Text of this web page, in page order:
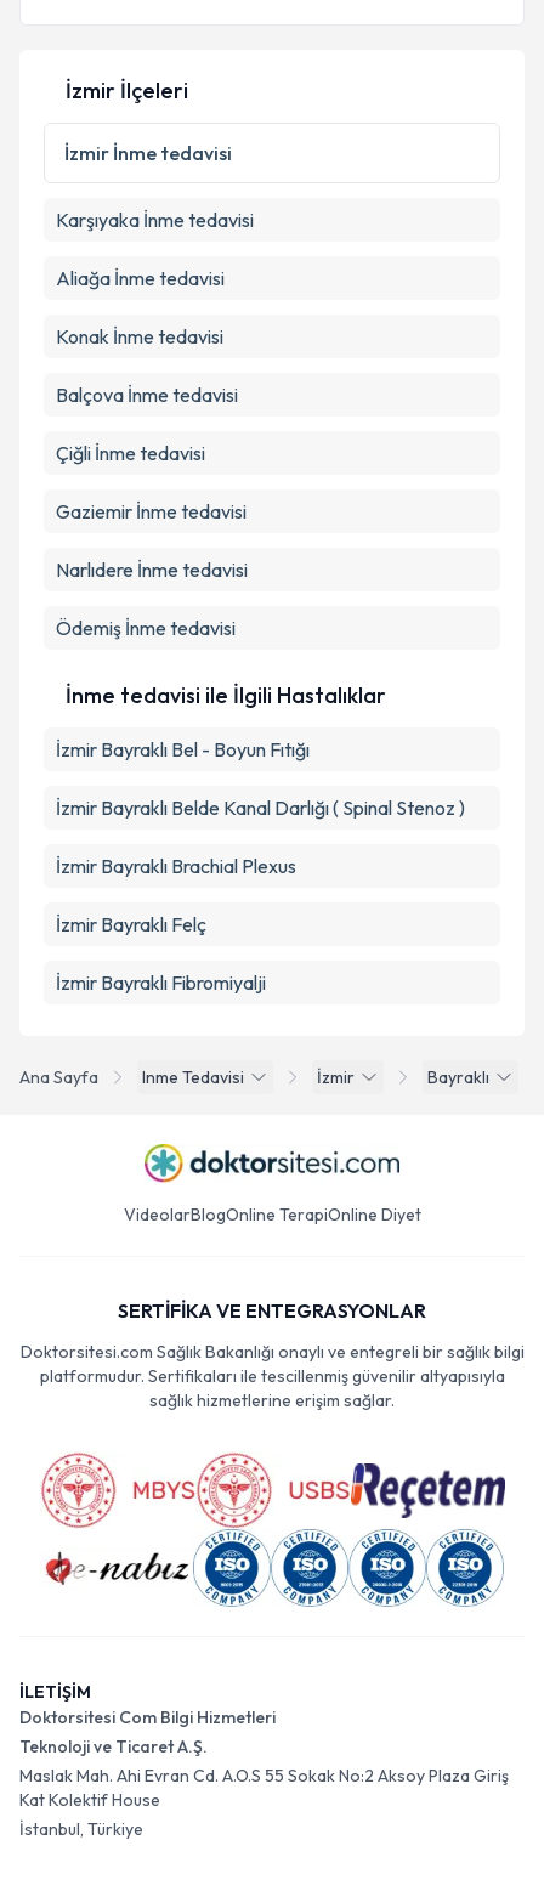
Ana Sayfa Inme Tedavisi İzmir Bayraklı
İzmir İlçeleri
İzmir İnme tedavisi
Karşıyaka İnme tedavisi
Aliağa İnme tedavisi
Konak İnme tedavisi
Balçova İnme tedavisi
Çiğli İnme tedavisi
Gaziemir İnme tedavisi
Narlıdere İnme tedavisi
Ödemiş İnme tedavisi
İnme tedavisi ile İlgili Hastalıklar
İzmir Bayraklı Bel - Boyun Fıtığı
İzmir Bayraklı Belde Kanal Darlığı ( Spinal Stenoz )
İzmir Bayraklı Brachial Plexus
İzmir Bayraklı Felç
İzmir Bayraklı Fibromiyalji
VideolarBlogOnline TerapiOnline Diyet
SERTİFİKA VE ENTEGRASYONLAR
Doktorsitesi.com Sağlık Bakanlığı onaylı ve entegreli bir sağlık bilgi
platformudur. Sertifikaları ile tescillenmiş güvenilir altyapısıyla
sağlık hizmetlerine erişim sağlar.
İLETİŞİM
Doktorsitesi Com Bilgi Hizmetleri
Teknoloji ve Ticaret A.Ş.
Maslak Mah. Ahi Evran Cd. A.O.S 55 Sokak No:2 Aksoy Plaza Giriş
Kat Kolektif House
İstanbul, Türkiye